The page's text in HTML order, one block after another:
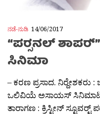
ನಡೆ-ನುಡಿ 14/06/2017
“ಪರ‍್ಸನಲ್
ಸಿನಿಮಾ
– ಕರಣ ಪ್ರಸಾದ.
ಒಲಿವಿಯೆ ಅಸಾಯಸ್
ತಾರಾಗಣ : ಕ್ರಿಸ್ಟೀನ್